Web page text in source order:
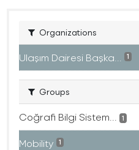
Organizations
Ulaşım Dairesi Başka... 1
Groups
Coğrafi Bilgi Sistem... 1
Mobility 1